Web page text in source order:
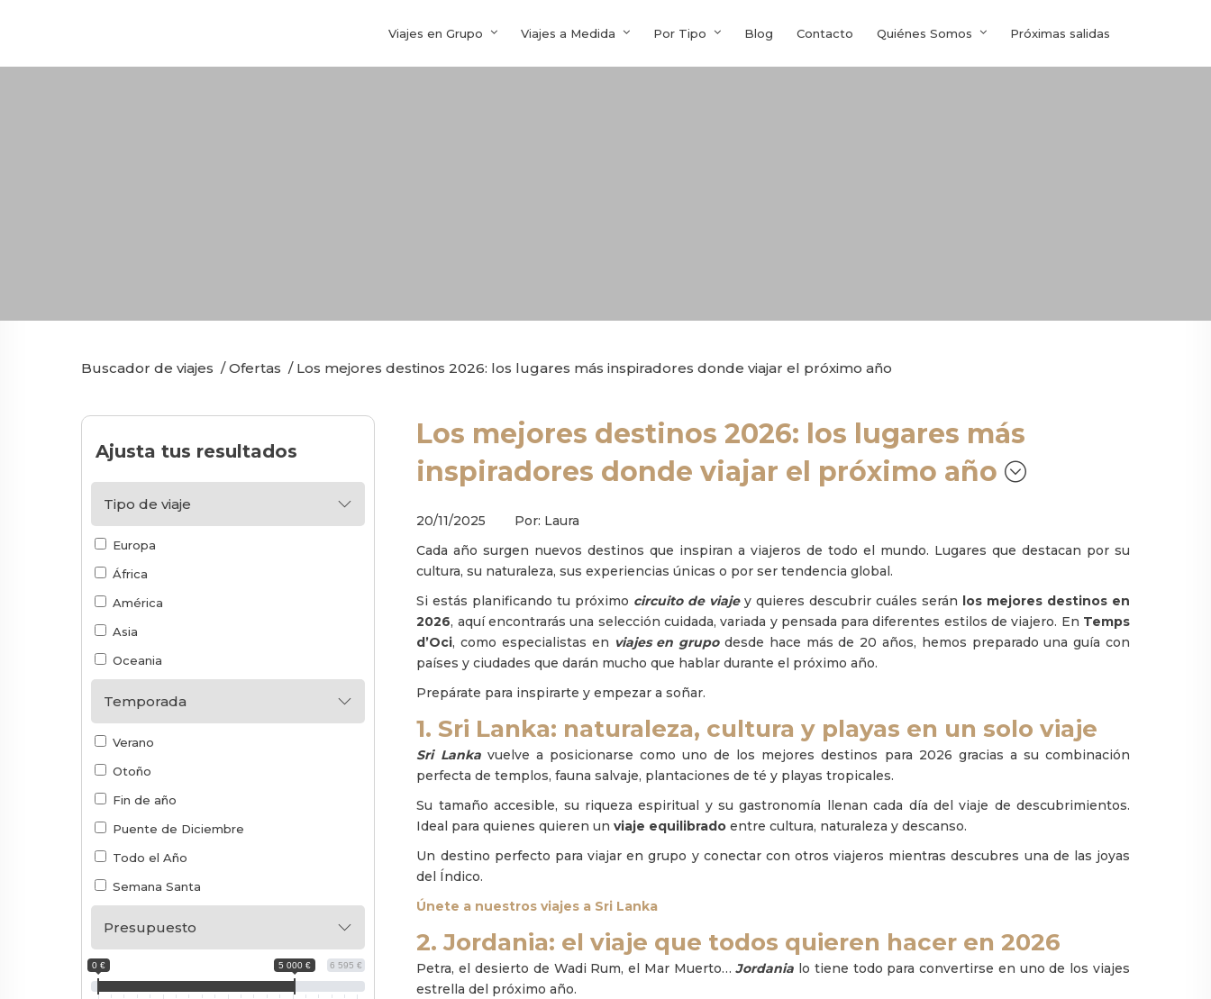
Viajes en Grupo Viajes a Medida Por Tipo Blog Contacto Quiénes Somos Próximas salidas
Buscador de viajes /Ofertas / Los mejores destinos 2026: los lugares más inspiradores donde viajar el próximo año
Los mejores destinos 2026: los lugares más
inspiradores donde viajar el próximo año
20/11/2025 Por: Laura
Cada año surgen nuevos destinos que inspiran a viajeros de todo el mundo. Lugares que destacan por su
cultura, su naturaleza, sus experiencias únicas o por ser tendencia global.
Si estás planificando tu próximo circuito de viajey quieres descubrir cuáles serán los mejores destinos en
2026, aquí encontrarás una selección cuidada, variada y pensada para diferentes estilos de viajero. En Temps
d’Oci, como especialistas en viajes en grupodesde hace más de 20 años, hemos preparado una guía con
países y ciudades que darán mucho que hablar durante el próximo año.
Prepárate para inspirarte y empezar a soñar.
1. Sri Lanka: naturaleza, cultura y playas en un solo viaje
Sri Lankavuelve a posicionarse como uno de los mejores destinos para 2026 gracias a su combinación
perfecta de templos, fauna salvaje, plantaciones de té y playas tropicales.
Su tamaño accesible, su riqueza espiritual y su gastronomía llenan cada día del viaje de descubrimientos.
Ideal para quienes quieren unviaje equilibrado entre cultura, naturaleza y descanso.
Un destino perfecto para viajar en grupo y conectar con otros viajeros mientras descubres una de las joyas
del Índico.
Únete a nuestros viajes a Sri Lanka
2. Jordania: el viaje que todos quieren hacer en 2026
Petra, el desierto de Wadi Rum, el Mar Muerto…Jordania lo tiene todo para convertirse en uno de los viajes
estrella del próximo año.
Ajusta tus resultados
Tipo de viaje
Europa
África
América
Asia
Oceania
Temporada
Verano
Otoño
Fin de año
Puente de Diciembre
Todo el Año
Semana Santa
Presupuesto
6 595 €
0 € 5 000 €